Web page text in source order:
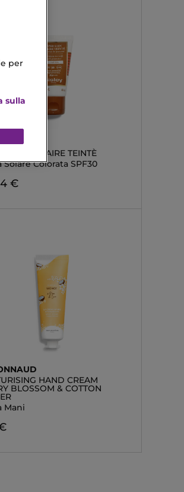
SOIN SOLAIRE TEINTÈ
Solare Colorata SPF30
€
HAND CREAM
BLOSSOM & COTTON
Mani
per
sulla